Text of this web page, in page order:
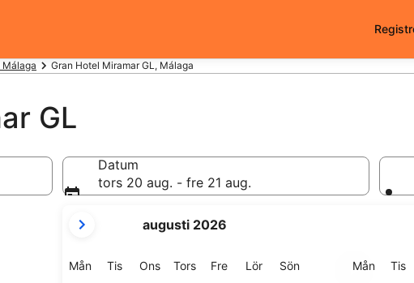
Málaga Gran Hotel Miramar GL, Málaga
GL
Datum
tors 20 aug. - fre 21 aug.
nuvarande
är
augusti 2026
MånMåndag
TisTisdag
OnsOnsdag
TorsTorsdag
FreFredag
LörLördag
SönSöndag MånMåndag
Tis